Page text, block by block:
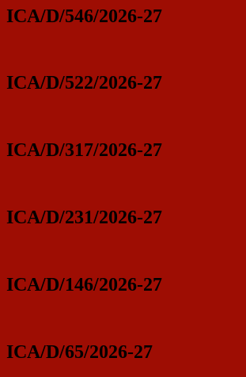
ICA/D/546/2026-27
ICA/D/522/2026-27
ICA/D/317/2026-27
ICA/D/231/2026-27
ICA/D/146/2026-27
ICA/D/65/2026-27